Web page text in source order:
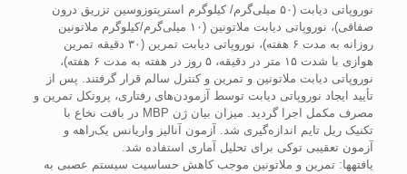
نوروپاتی دیابت (۵۰ میلی‌گرم/ کیلوگرم استرپتوزوسین تزریق درون
صفاقی)، نوروپاتی دیابت ملاتونین (۱۰ میلی‌گرم/کیلوگرم ملاتونین
روزانه به مدت ۶ هفته)، نوروپاتی دیابت تمرین (۳۰ دقیقه تمرین
هوازی با شدت ۱۵ متر در دقیقه، ۵ روز در هفته به مدت ۶ هفته)،
نوروپاتی دیابت ملاتونین و تمرین و کنترل سالم قرار گرفتند. پس از
تأیید ایجاد نوروپاتی دیابت توسط آزمودن‌های رفتاری، پروتکل تمرین و
مصرف مکمل اجرا گردید. میزان بیان ژن MBP در بافت نخاع با
تکنیک ریل تایم اندازه‌گیری شد. آزمون آنالیز واریانس یک‌راهه و
آزمون تعقیبی توکی برای تحلیل آماری استفاده شد.
یافته­ها: تمرین و ملاتونین موجب کاهش حساسیت سیستم عصبی به